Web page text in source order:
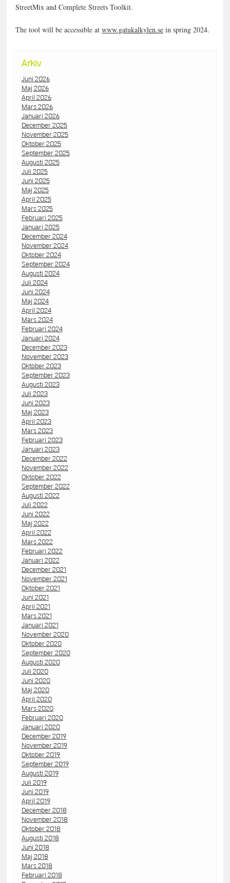
StreetMix and Complete Streets Toolkit.
The tool will be accessible at www.gatukalkylen.sein spring 2024.
Arkiv
Juni 2026
Maj 2026
April 2026
Mars 2026
Januari 2026
December 2025
November 2025
Oktober 2025
September 2025
Augusti 2025
Juli 2025
Juni 2025
Maj 2025
April 2025
Mars 2025
Februari 2025
Januari 2025
December 2024
November 2024
Oktober 2024
September 2024
Augusti 2024
Juli 2024
Juni 2024
Maj 2024
April 2024
Mars 2024
Februari 2024
Januari 2024
December 2023
November 2023
Oktober 2023
September 2023
Augusti 2023
Juli 2023
Juni 2023
Maj 2023
April 2023
Mars 2023
Februari 2023
Januari 2023
December 2022
November 2022
Oktober 2022
September 2022
Augusti 2022
Juli 2022
Juni 2022
Maj 2022
April 2022
Mars 2022
Februari 2022
Januari 2022
December 2021
November 2021
Oktober 2021
Juni 2021
April 2021
Mars 2021
Januari 2021
November 2020
Oktober 2020
September 2020
Augusti 2020
Juli 2020
Juni 2020
Maj 2020
April 2020
Mars 2020
Februari 2020
Januari 2020
December 2019
November 2019
Oktober 2019
September 2019
Augusti 2019
Juli 2019
Juni 2019
April 2019
December 2018
November 2018
Oktober 2018
Augusti 2018
Juni 2018
Maj 2018
Mars 2018
Februari 2018